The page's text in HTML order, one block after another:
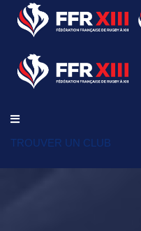
TROUVER UN CLUB